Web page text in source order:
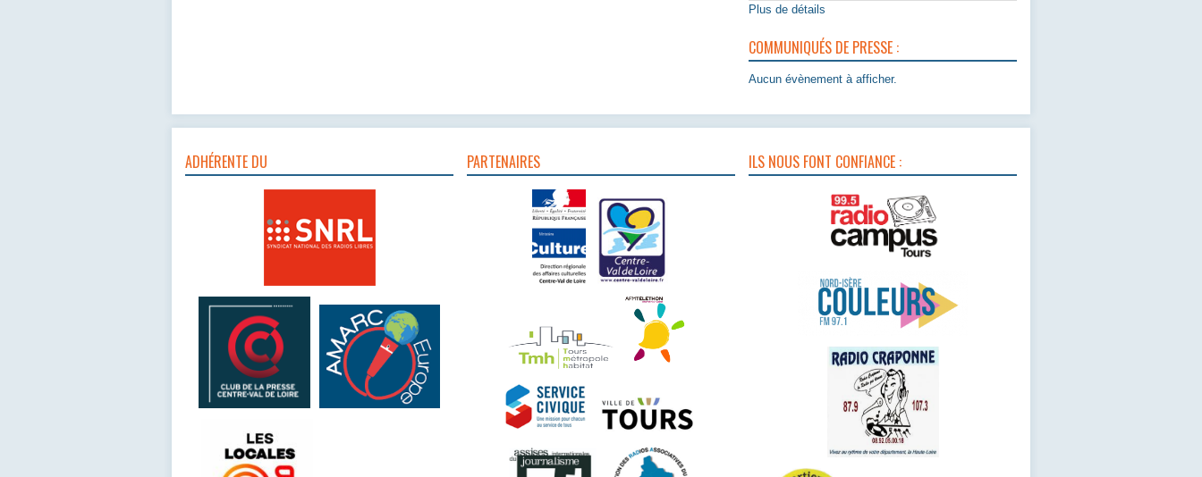
Plus de détails
COMMUNIQUÉS DE PRESSE :
Aucun évènement à afficher.
ADHÉRENTE DU PARTENAIRES ILS NOUS FONT CONFIANCE :